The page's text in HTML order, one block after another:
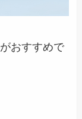
おすすめで